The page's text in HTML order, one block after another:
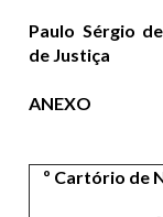
Paulo Sérgio
de Justiça
ANEXO
º Cartório